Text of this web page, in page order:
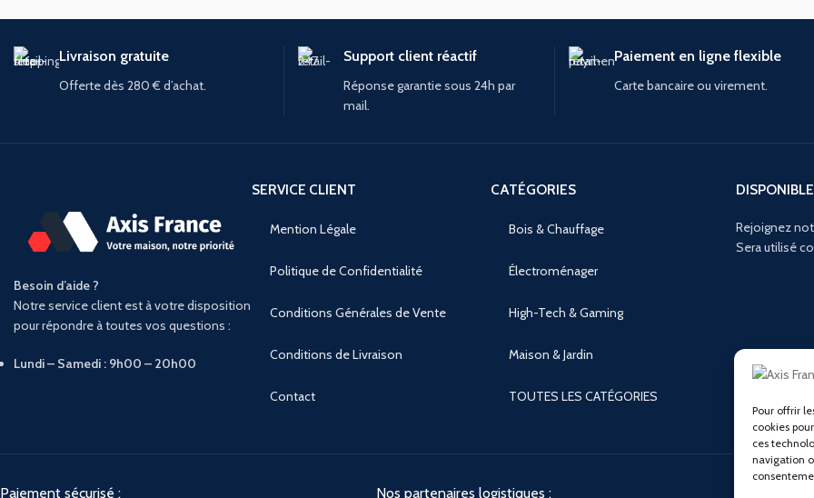
Pour offrir
cookies
ces
navigation
Livraison gratuite
Offerte dès 280 € d’achat.
Support client réactif
Réponse garantie sous 24h par
mail.
Paiement en ligne flexible
Carte bancaire ou virement.
Besoin d’aide ?
Notre service client est à votre disposition
pour répondre à toutes vos questions :
Lundi – Samedi : 9h00 – 20h00
SERVICE CLIENT
Mention Légale
Politique de Confidentialité
Conditions Générales de Vente
Conditions de Livraison
Contact
CATÉGORIES
Bois & Chauffage
Électroménager
High-Tech & Gaming
Maison & Jardin
TOUTES LES CATÉGORIES
Rejoignez
Sera utilisé
Paiement sécurisé : Nos partenaires logistiques :